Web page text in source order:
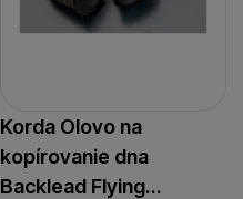
Korda Olovo na
kopírovanie dna
Backlead Flying…